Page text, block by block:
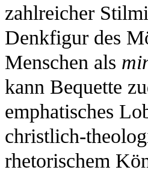
zahlreicher
Denkfigur des
Menschen als
kann Bequette
emphatisches
christlich-
rhetorischem